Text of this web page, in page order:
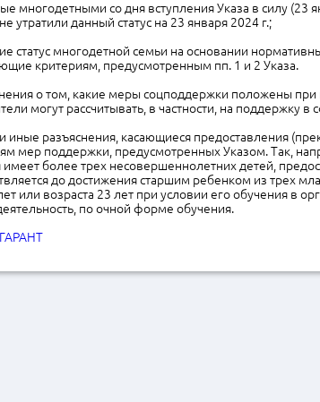
многодетными со дня вступления Указа в силу (23
утратили данный статус на 23 января 2024 г.;
статус многодетной семьи на основании
критериям, предусмотренным пп. 1 и 2 Указа.
о том, какие меры соцподдержки положены при
могут рассчитывать, в частности, на поддержку
иные разъяснения, касающиеся предоставления
мер поддержки, предусмотренных Указом. Так,
имеет более трех несовершеннолетних детей,
до достижения старшим ребенком из трех
или возраста 23 лет при условии его обучения в
по очной форме обучения.